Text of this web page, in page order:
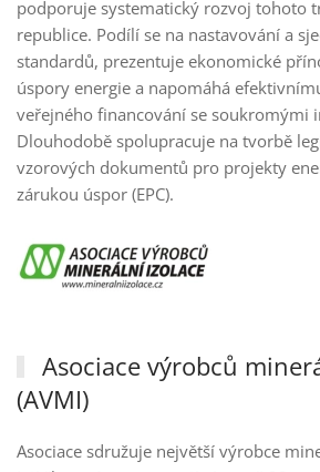
podporuje systematický rozvoj tohoto
republice. Podílí se na nastavování a
standardů, prezentuje ekonomické
úspory energie a napomáhá
veřejného financování se soukromými
Dlouhodobě spolupracuje na tvorbě
vzorových dokumentů pro projekty
zárukou úspor (EPC).
Asociace výrobců
(AVMI)
Asociace sdružuje největší výrobce